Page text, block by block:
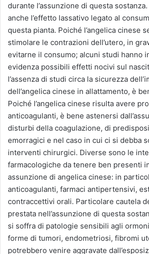
durante l’assunzione di questa
anche l’effetto lassativo legato al
questa pianta. Poiché l’angelica cinese
stimolare le contrazioni dell’utero, in
evitarne il consumo; alcuni studi hanno
evidenza possibili effetti nocivi sul
l’assenza di studi circa la sicurezza
dell’angelica cinese in allattamento, è
Poiché l’angelica cinese risulta avere
anticoagulanti, è bene astenersi
disturbi della coagulazione, di
emorragici e nel caso in cui ci si debba
interventi chirurgici. Diverse sono le
farmacologiche da tenere ben presenti
assunzione di angelica cinese: in
anticoagulanti, farmaci antipertensivi,
contraccettivi orali. Particolare cautela
prestata nell’assunzione di questa
si soffra di patologie sensibili agli
forme di tumori, endometriosi, fibromi
potrebbero venire aggravate